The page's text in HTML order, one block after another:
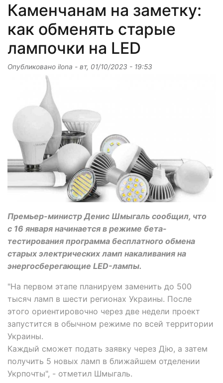
Каменчанам на заметку:
как обменять старые
лампочки на LED
Опубликовано ilona - вт, 01/10/2023 - 19:53
Премьер-министр Денис Шмыгаль сообщил, что
с 16 января начинается в режиме бета-
тестирования программа бесплатного обмена
старых электрических ламп накаливания на
энергосберегающие LED-лампы.
"На первом этапе планируем заменить до 500
тысяч ламп в шести регионах Украины. После
этого ориентировочно через две недели проект
запустится в обычном режиме по всей территории
Украины.
Каждый сможет подать заявку через Дію, а затем
получить 5 новых ламп в ближайшем отделении
Укрпочты", - отметил Шмыгаль.